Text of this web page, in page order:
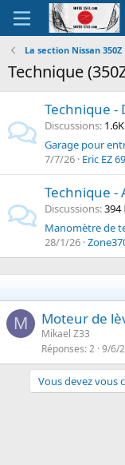
La section Nissan 350Z
Technique
Technique -
Discussions 1.6K
7/7/26 Eric EZ 69
Technique -
Discussions 394
Manomètre de
28/1/26
M Moteur de
Mikael Z33
Réponses 2 9/6/
Vous devez vous